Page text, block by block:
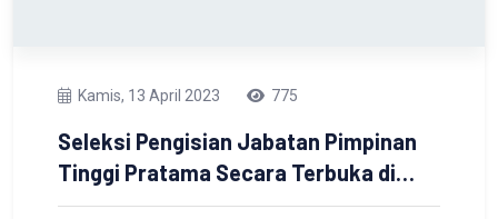
Kamis, 13 April 2023 775
Seleksi Pengisian Jabatan Pimpinan
Tinggi Pratama Secara Terbuka di
Lingkungan Pemerintah Kabupaten